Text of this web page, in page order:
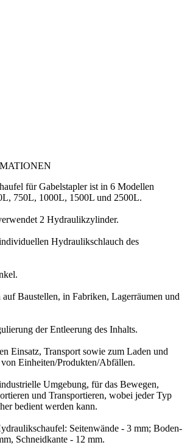
für Gabelstapler ist in 6 Modellen
750L, 1000L, 1500L und 2500L.
2 Hydraulikzylinder.
Hydraulikschlauch des
Baustellen, in Fabriken, Lagerräumen und
der Entleerung des Inhalts.
Einsatz, Transport sowie zum Laden und
Einheiten/Produkten/Abfällen.
Umgebung, für das Bewegen,
und Transportieren, wobei jeder Typ
bedient werden kann.
Seitenwände - 3 mm; Boden-
Schneidkante - 12 mm.